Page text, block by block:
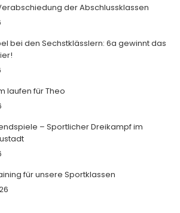
der Abschlussklassen
bei den Sechstklässlern: 6a gewinnt das
laufen für Theo
– Sportlicher Dreikampf im
für unsere Sportklassen